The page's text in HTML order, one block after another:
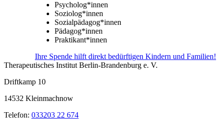
Psycholog*innen
Soziolog*innen
Sozialpädagog*innen
Pädagog*innen
Praktikant*innen
Ihre Spende hilft direkt bedürftigen Kindern und Familien!
Therapeutisches Institut Berlin-Brandenburg e. V.
Driftkamp 10
14532 Kleinmachnow
Telefon: 033203 22 674